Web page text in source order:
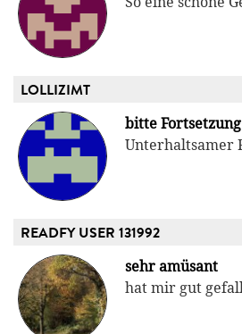
LOLLIZIMT
bitte Fortsetzung
Unterhaltsamer
READFY USER 131992
sehr amüsant
hat mir gut